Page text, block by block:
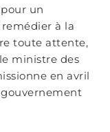
un
à la
toute attente,
ministre des
en avril
gouvernement